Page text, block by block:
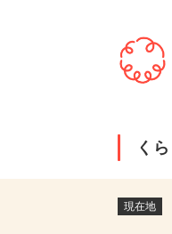
。
く
現在地